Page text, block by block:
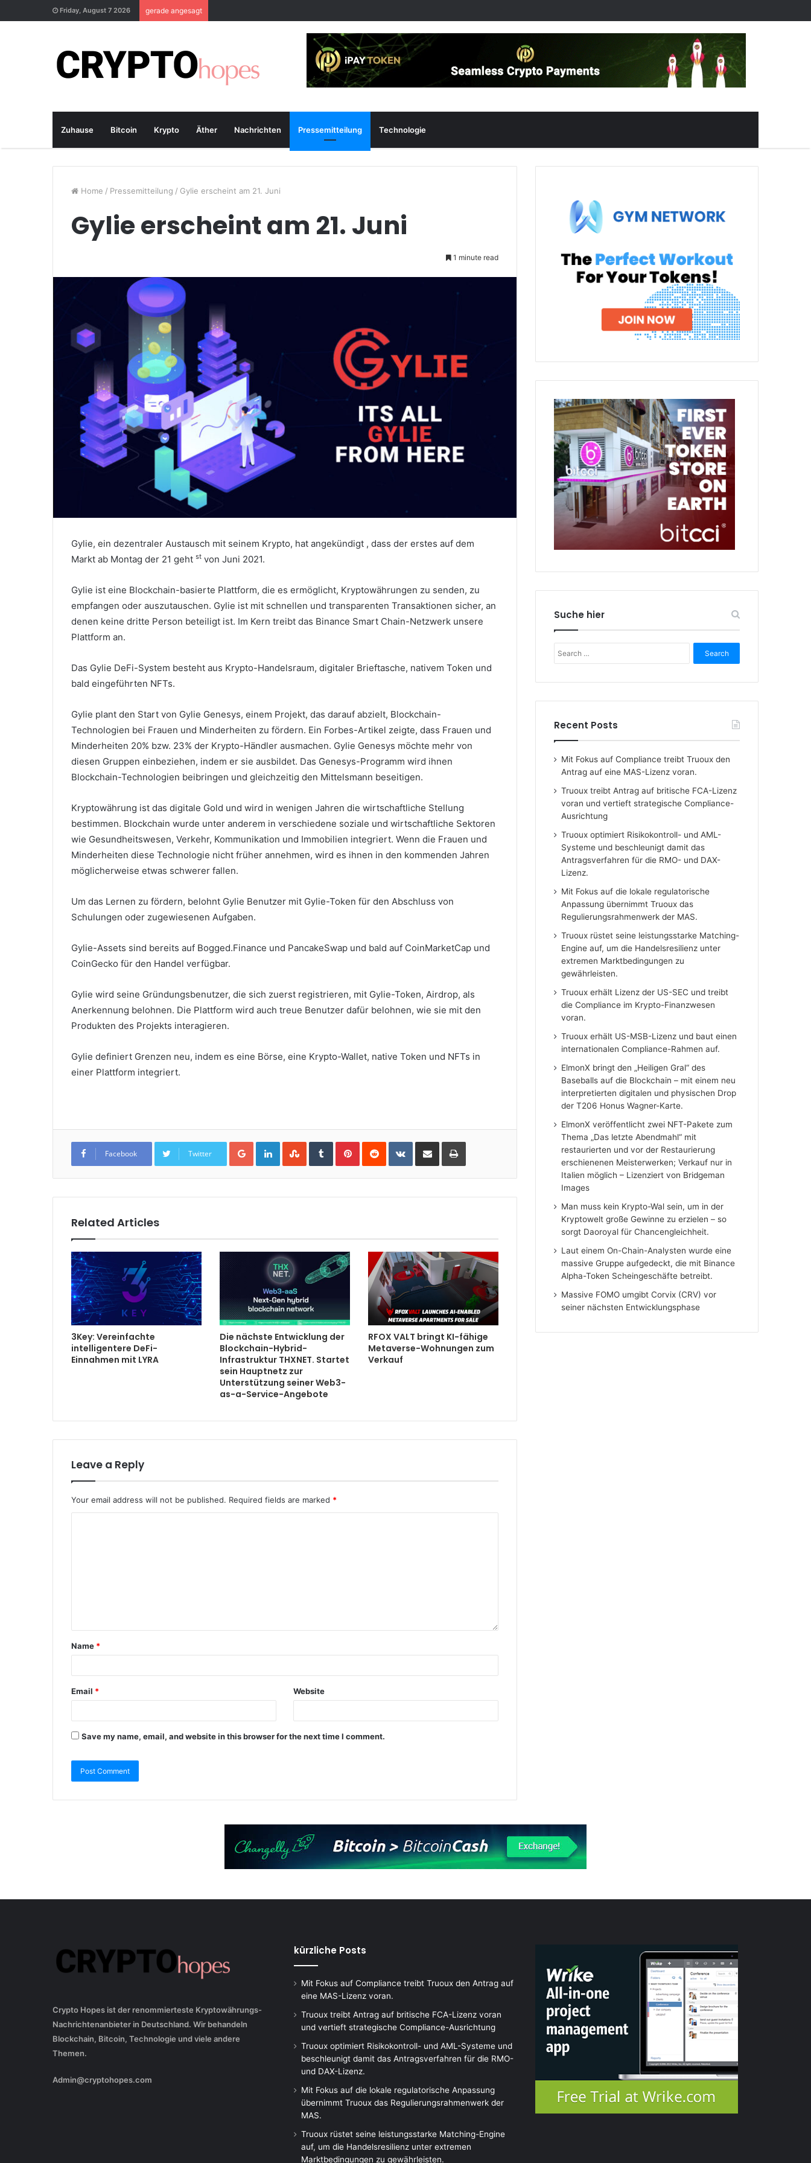
Friday, August 7 2026 gerade angesagt
Zuhause Bitcoin Krypto Äther Nachrichten Pressemitteilung Technologie
Home / Pressemitteilung / Gylie erscheint am 21. Juni
Gylie erscheint am 21. Juni
1 minute read
Gylie, ein dezentraler Austausch mit seinem Krypto, hat angekündigt , dass der erstes auf dem
Markt ab Montag der 21 geht st von Juni 2021.
Gylie ist eine Blockchain-basierte Plattform, die es ermöglicht, Kryptowährungen zu senden, zu
empfangen oder auszutauschen. Gylie ist mit schnellen und transparenten Transaktionen sicher, an
denen keine dritte Person beteiligt ist. Im Kern treibt das Binance Smart Chain-Netzwerk unsere
Plattform an.
Das Gylie DeFi-System besteht aus Krypto-Handelsraum, digitaler Brieftasche, nativem Token und
bald eingeführten NFTs.
Gylie plant den Start von Gylie Genesys, einem Projekt, das darauf abzielt, Blockchain-
Technologien bei Frauen und Minderheiten zu fördern. Ein Forbes-Artikel zeigte, dass Frauen und
Minderheiten 20% bzw. 23% der Krypto-Händler ausmachen. Gylie Genesys möchte mehr von
diesen Gruppen einbeziehen, indem er sie ausbildet. Das Genesys-Programm wird ihnen
Blockchain-Technologien beibringen und gleichzeitig den Mittelsmann beseitigen.
Kryptowährung ist das digitale Gold und wird in wenigen Jahren die wirtschaftliche Stellung
bestimmen. Blockchain wurde unter anderem in verschiedene soziale und wirtschaftliche Sektoren
wie Gesundheitswesen, Verkehr, Kommunikation und Immobilien integriert. Wenn die Frauen und
Minderheiten diese Technologie nicht früher annehmen, wird es ihnen in den kommenden Jahren
möglicherweise etwas schwerer fallen.
Um das Lernen zu fördern, belohnt Gylie Benutzer mit Gylie-Token für den Abschluss von
Schulungen oder zugewiesenen Aufgaben.
Gylie-Assets sind bereits auf Bogged.Finance und PancakeSwap und bald auf CoinMarketCap und
CoinGecko für den Handel verfügbar.
Gylie wird seine Gründungsbenutzer, die sich zuerst registrieren, mit Gylie-Token, Airdrop, als
Anerkennung belohnen. Die Plattform wird auch treue Benutzer dafür belohnen, wie sie mit den
Produkten des Projekts interagieren.
Gylie definiert Grenzen neu, indem es eine Börse, eine Krypto-Wallet, native Token und NFTs in
einer Plattform integriert.
Facebook Twitter
Google+LinkedInStumbleUpon
TumblrPinterestReddit VKontakte
Share via Email Print
Related Articles
3Key: Vereinfachte
intelligentere DeFi-
Einnahmen mit LYRA
Die nächste Entwicklung der
Blockchain-Hybrid-
Infrastruktur THXNET. Startet
sein Hauptnetz zur
Unterstützung seiner Web3-
as-a-Service-Angebote
RFOX VALT bringt KI-fähige
Metaverse-Wohnungen zum
Verkauf
Leave a Reply
Your email address will not be published. Required fields are marked *
Name *
Email * Website
Save my name, email, and website in this browser for the next time I comment.
Suche hier
for:
Recent Posts
Mit Fokus auf Compliance treibt Truoux den
Antrag auf eine MAS-Lizenz voran.
Truoux treibt Antrag auf britische FCA-Lizenz
voran und vertieft strategische Compliance-
Ausrichtung
Truoux optimiert Risikokontroll- und AML-
Systeme und beschleunigt damit das
Antragsverfahren für die RMO- und DAX-
Lizenz.
Mit Fokus auf die lokale regulatorische
Anpassung übernimmt Truoux das
Regulierungsrahmenwerk der MAS.
Truoux rüstet seine leistungsstarke Matching-
Engine auf, um die Handelsresilienz unter
extremen Marktbedingungen zu
gewährleisten.
Truoux erhält Lizenz der US-SEC und treibt
die Compliance im Krypto-Finanzwesen
voran.
Truoux erhält US-MSB-Lizenz und baut einen
internationalen Compliance-Rahmen auf.
ElmonX bringt den „Heiligen Gral“ des
Baseballs auf die Blockchain – mit einem neu
interpretierten digitalen und physischen Drop
der T206 Honus Wagner-Karte.
ElmonX veröffentlicht zwei NFT-Pakete zum
Thema „Das letzte Abendmahl“ mit
restaurierten und vor der Restaurierung
erschienenen Meisterwerken; Verkauf nur in
Italien möglich – Lizenziert von Bridgeman
Images
Man muss kein Krypto-Wal sein, um in der
Kryptowelt große Gewinne zu erzielen – so
sorgt Daoroyal für Chancengleichheit.
Laut einem On-Chain-Analysten wurde eine
massive Gruppe aufgedeckt, die mit Binance
Alpha-Token Scheingeschäfte betreibt.
Massive FOMO umgibt Corvix (CRV) vor
seiner nächsten Entwicklungsphase
Crypto Hopes ist der renommierteste Kryptowährungs-
Nachrichtenanbieter in Deutschland. Wir behandeln
Blockchain, Bitcoin, Technologie und viele andere
Themen.
Admin@cryptohopes.com
kürzliche Posts
Mit Fokus auf Compliance treibt Truoux den Antrag auf
eine MAS-Lizenz voran.
Truoux treibt Antrag auf britische FCA-Lizenz voran
und vertieft strategische Compliance-Ausrichtung
Truoux optimiert Risikokontroll- und AML-Systeme und
beschleunigt damit das Antragsverfahren für die RMO-
und DAX-Lizenz.
Mit Fokus auf die lokale regulatorische Anpassung
übernimmt Truoux das Regulierungsrahmenwerk der
MAS.
Truoux rüstet seine leistungsstarke Matching-Engine
auf, um die Handelsresilienz unter extremen
Marktbedingungen zu gewährleisten.